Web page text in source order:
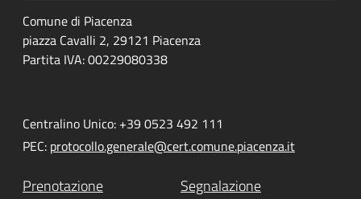
Comune di Piacenza
piazza Cavalli 2, 29121 Piacenza
Partita IVA: 00229080338
Centralino Unico: +39 0523 492 111
PEC: protocollo.generale@cert.comune.piacenza.it
Prenotazione
Segnalazione